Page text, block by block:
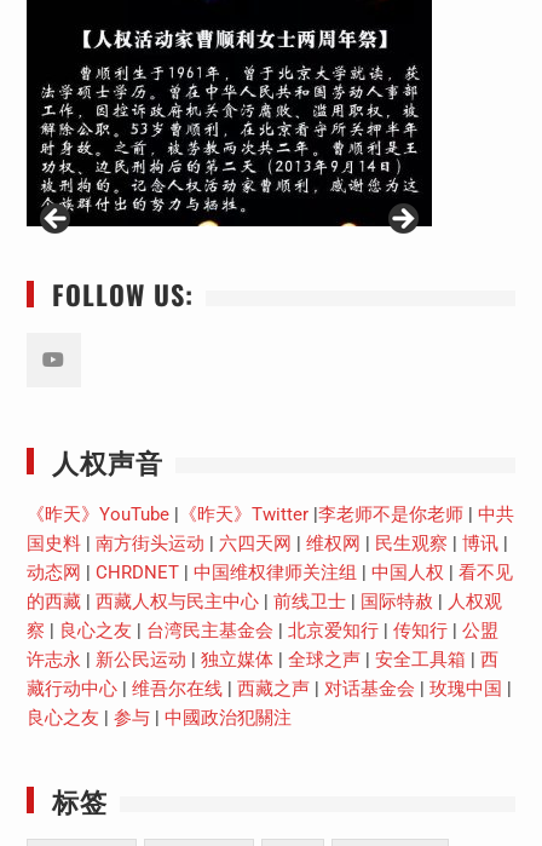
FOLLOW US:
人权声音
《昨天》YouTube| 《昨天》Twitter| 李老师不是你老师| 中共
国史料| 南方街头运动 六四天网 维权网 民生观察 博讯|
动态网
CHRDNET| 中国维权律师关注组 中国人权
看不见
的西藏| 西藏人权与民主中心| 前线卫士| 国际特赦
人权观
察
良心之友 台湾民主基金会 北京爱知行| 传知行| 公盟
许志永
新公民运动 独立媒体| 全球之声| 安全工具箱
西
藏行动中心| 维吾尔在线| 西藏之声| 对话基金会 玫瑰中国
良心之友
参与| 中國政治犯關注
标签